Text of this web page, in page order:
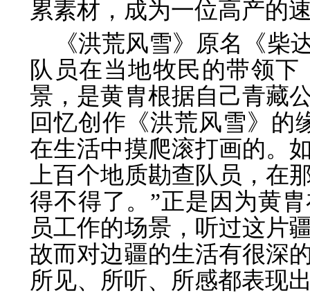
累素材，成为一位高产的
《洪荒风雪》原名《柴
队员在当地牧民的带领下
景，是黄胄根据自己青藏
回忆创作《洪荒风雪》的
在生活中摸爬滚打画的。
上百个地质勘查队员，在
得不得了。”正是因为黄
员工作的场景，听过这片
故而对边疆的生活有很深
所见、所听、所感都表现